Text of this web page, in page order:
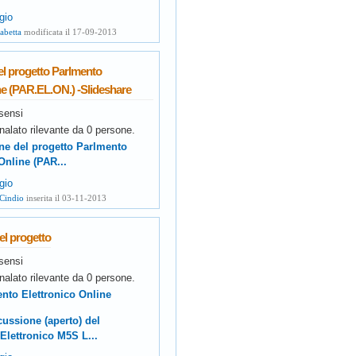
modificata il 17-09-2013
progetto Parlmento
(PAR.EL.ON.) -Slideshare
rilevante da 0 persone.
del progetto Parlmento
(PAR...
inserita il 03-11-2013
progetto
rilevante da 0 persone.
Elettronico Online
(aperto) del
M5S L...